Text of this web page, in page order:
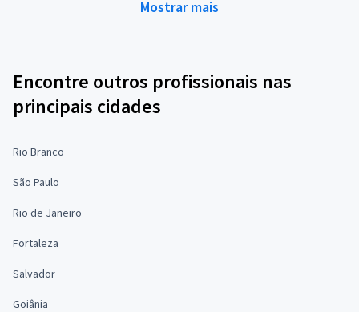
Mostrar mais
Encontre outros profissionais nas
principais cidades
Rio Branco
São Paulo
Rio de Janeiro
Fortaleza
Salvador
Goiânia